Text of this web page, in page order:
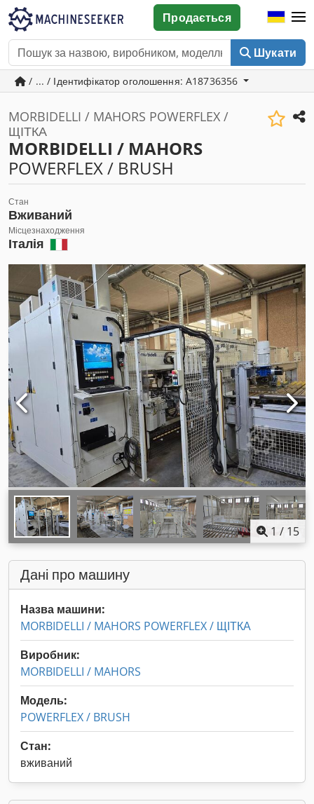
Шукати
Продається
/ ... / Ідентифікатор оголошення: A18736356
MORBIDELLI / MAHORS POWERFLEX /
ЩІТКА
MORBIDELLI / MAHORS
POWERFLEX / BRUSH
Стан
Вживаний
Місцезнаходження
Італія
1 / 15
Дані про машину
Назва машини:
MORBIDELLI / MAHORS POWERFLEX / ЩІТКА
Виробник:
MORBIDELLI / MAHORS
Модель:
POWERFLEX / BRUSH
Стан:
вживаний